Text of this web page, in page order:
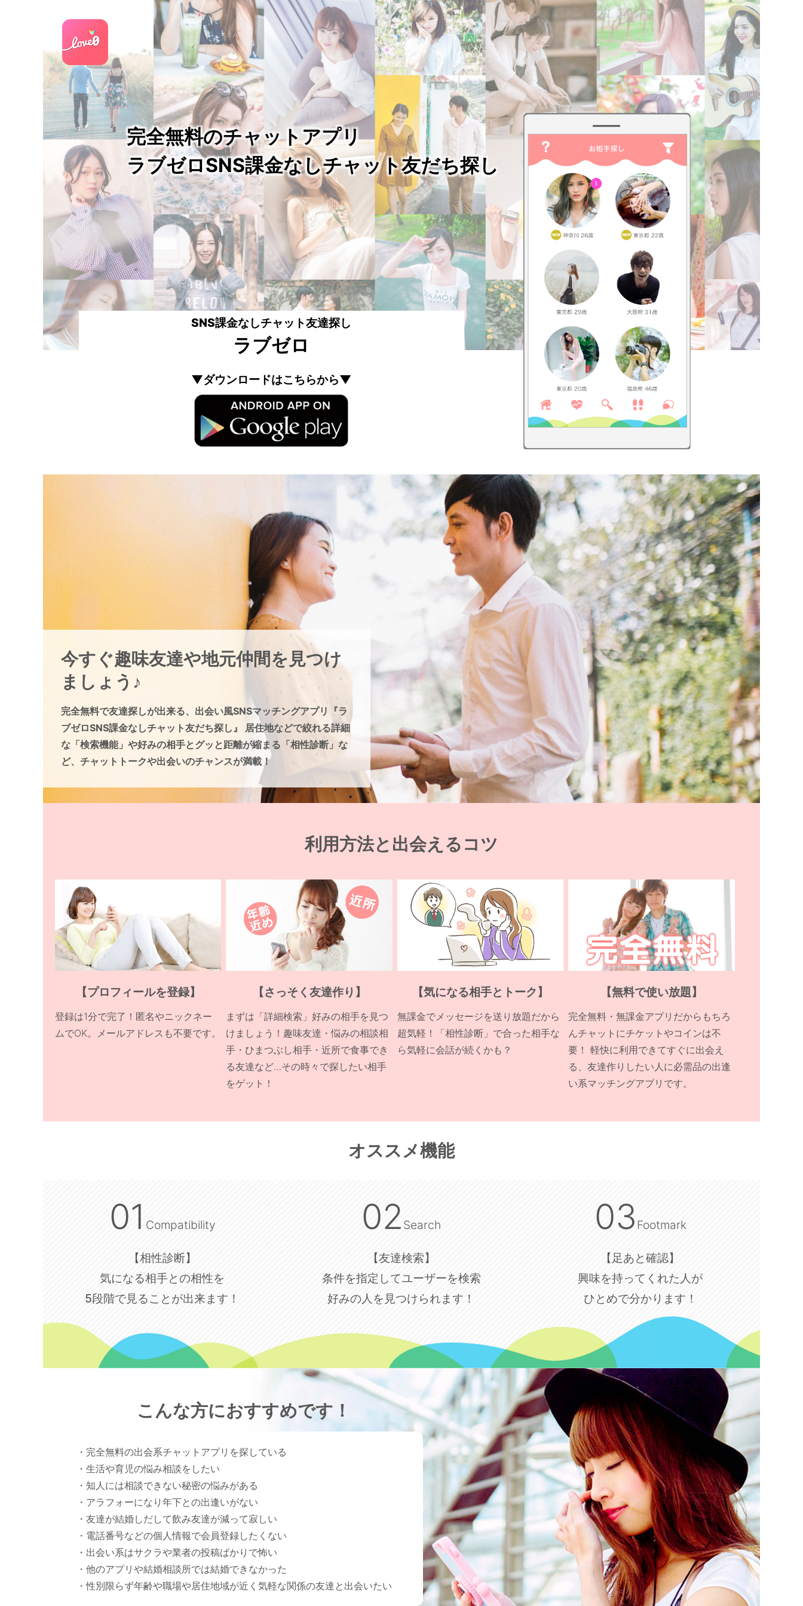
完全無料のチャットアプリ
ラブゼロSNS課金なしチャット友だち探し
SNS課金なしチャット友達探し
ラブゼロ
▼ダウンロードはこちらから▼
今すぐ趣味友達や地元仲間を見つけ
ましょう♪
完全無料で友達探しが出来る、出会い風SNSマッチングアプリ『ラ
ブゼロSNS課金なしチャット友だち探し』 居住地などで絞れる詳細
な「検索機能」や好みの相手とグッと距離が縮まる「相性診断」な
ど、チャットトークや出会いのチャンスが満載！
利用方法と出会えるコツ
【プロフィールを登録】
登録は1分で完了！匿名やニックネー
ムでOK。メールアドレスも不要です。
【さっそく友達作り】
まずは「詳細検索」好みの相手を見つ
けましょう！趣味友達・悩みの相談相
手・ひまつぶし相手・近所で食事でき
る友達など…その時々で探したい相手
をゲット！
【気になる相手とトーク】
無課金でメッセージを送り放題だから
超気軽！「相性診断」で合った相手な
ら気軽に会話が続くかも？
【無料で使い放題】
完全無料・無課金アプリだからもちろ
んチャットにチケットやコインは不
要！ 軽快に利用できてすぐに出会え
る、友達作りしたい人に必需品の出逢
い系マッチングアプリです。
オススメ機能
01 Compatibility
【相性診断】
気になる相手との相性を
5段階で見ることが出来ます！
02 Search
【友達検索】
条件を指定してユーザーを検索
好みの人を見つけられます！
03 Footmark
【足あと確認】
興味を持ってくれた人が
ひとめで分かります！
こんな方におすすめです！
・完全無料の出会系チャットアプリを探している
・生活や育児の悩み相談をしたい
・知人には相談できない秘密の悩みがある
・アラフォーになり年下との出逢いがない
・友達が結婚しだして飲み友達が減って寂しい
・電話番号などの個人情報で会員登録したくない
・出会い系はサクラや業者の投稿ばかりで怖い
・他のアプリや結婚相談所では結婚できなかった
・性別限らず年齢や職場や居住地域が近く気軽な関係の友達と出会いたい